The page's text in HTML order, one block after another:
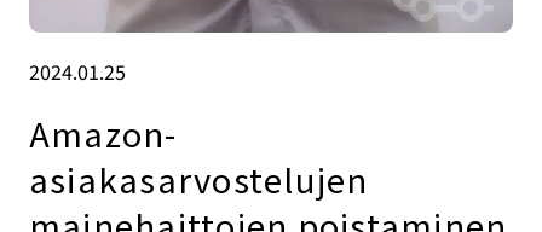
2024.01.25
Amazon-
asiakasarvostelujen